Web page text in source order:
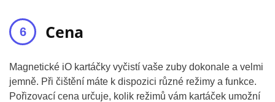
Cena
Magnetické iO kartáčky vyčistí vaše zuby dokonale a velmi
jemně. Při čištění máte k dispozici různé režimy a funkce.
Pořizovací cena určuje, kolik režimů vám kartáček umožní